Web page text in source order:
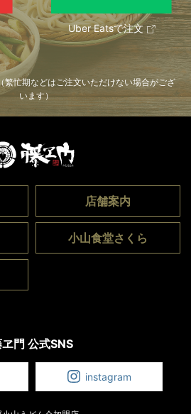
Uber Eatsで注文
繁忙期などはご注文いただけない場合がござ
います）
店舗案内
小山食堂さくら
門 公式SNS
instagram